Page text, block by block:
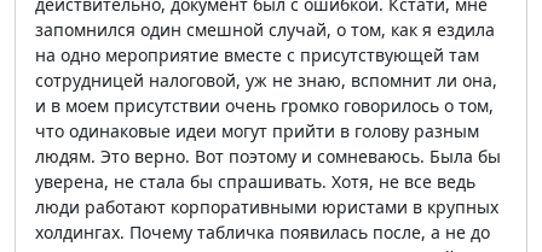
запомнился один смешной случай, о том, как я ездила
на одно мероприятие вместе с присутствующей там
сотрудницей налоговой, уж не знаю, вспомнит ли она,
и в моем присутствии очень громко говорилось о том,
что одинаковые идеи могут прийти в голову разным
людям. Это верно. Вот поэтому и сомневаюсь. Была бы
уверена, не стала бы спрашивать. Хотя, не все ведь
люди работают корпоративными юристами в крупных
холдингах. Почему табличка появилась после, а не до